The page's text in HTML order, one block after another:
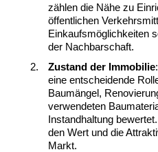
zählen die Nähe zu
öffentlichen
Einkaufsmöglichkeiten
der Nachbarschaft.
Zustand der Immobilie
eine entscheidende
Baumängel,
verwendeten
Instandhaltung
den Wert und die
Markt.